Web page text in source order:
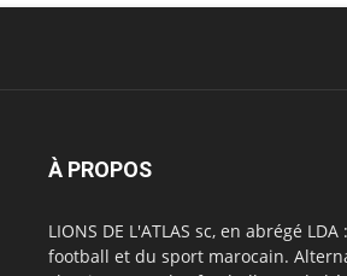
À PROPOS
LIONS DE L'ATLAS sc, en abrégé
football et du sport marocain.